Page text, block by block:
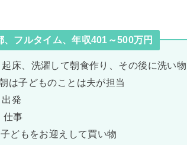
、フルタイム、年収401～500万円
濯して朝食作り、その後に洗い物
のことは夫が担当
事
をお迎えして買い物